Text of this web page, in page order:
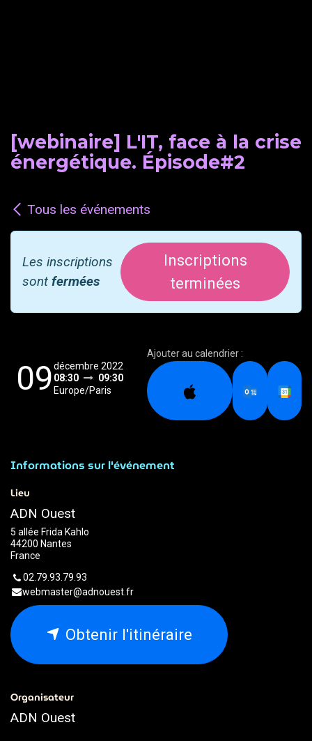
[webinaire] L'IT, face à la crise
énergétique. Épisode#2
Tous les événements
Les inscriptions
sont fermées
Inscriptions
terminées
09décembre 2022
08:30
09:30
Europe/Paris
Ajouter au calendrier :
Informations sur l'événement
Lieu
ADN Ouest
5 allée Frida Kahlo
44200 Nantes
France
02.79.93.79.93
webmaster@adnouest.fr
Obtenir l'itinéraire
Organisateur
ADN Ouest